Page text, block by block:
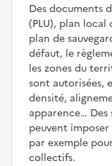
Des documents
(PLU), plan local
plan de
défaut, le
les zones du
sont autorisées,
densité,
apparence… Des
peuvent
par exemple
collectifs.